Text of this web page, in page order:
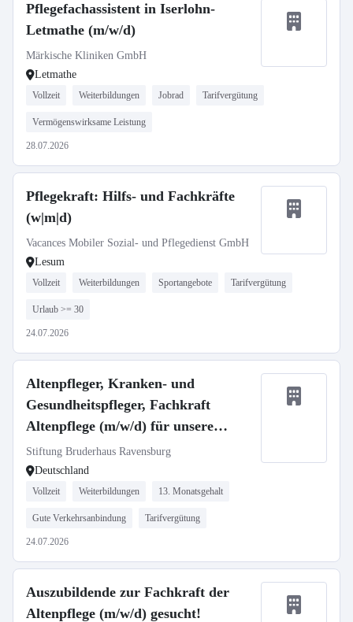
Pflegefachassistent in Iserlohn-
Letmathe (m/w/d)
Märkische Kliniken GmbH
Letmathe
Vollzeit Weiterbildungen Jobrad Tarifvergütung
Vermögenswirksame Leistung
28.07.2026
Pflegekraft: Hilfs- und Fachkräfte
(w|m|d)
Vacances Mobiler Sozial- und Pflegedienst GmbH
Lesum
Vollzeit Weiterbildungen Sportangebote Tarifvergütung
Urlaub >= 30
24.07.2026
Altenpfleger, Kranken- und
Gesundheitspfleger, Fachkraft
Altenpflege (m/w/d) für unsere
Häuser in Ravensburg und
Oberhofen gesucht!
Stiftung Bruderhaus Ravensburg
Deutschland
Vollzeit Weiterbildungen 13. Monatsgehalt
Gute Verkehrsanbindung Tarifvergütung
24.07.2026
Auszubildende zur Fachkraft der
Altenpflege (m/w/d) gesucht!